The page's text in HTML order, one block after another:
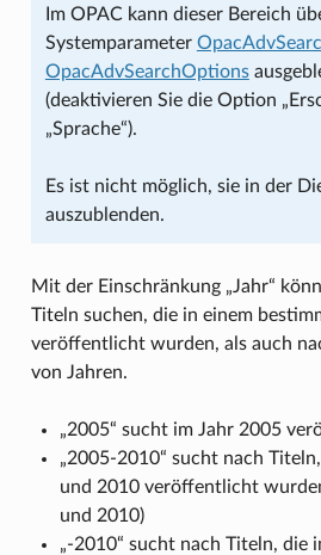
Im OPAC kann dieser Bereich
Systemparameter
OpacAdvSearchOptions
(deaktivieren Sie die Option
„Sprache“).
Es ist nicht möglich, sie in der
auszublenden.
Mit der Einschränkung „Jahr“
Titeln suchen, die in einem
veröffentlicht wurden, als auch
von Jahren.
„2005“ sucht im Jahr 2005
„2005-2010“ sucht nach
und 2010 veröffentlicht
und 2010)
„-2010“ sucht nach Titeln, die